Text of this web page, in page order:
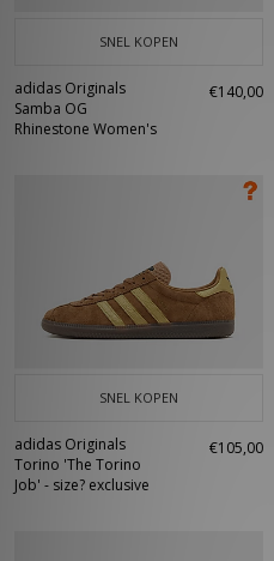
SNEL KOPEN
adidas Originals
Samba OG
Rhinestone Women's
€140,00
SNEL KOPEN
adidas Originals
Torino 'The Torino
Job' - size? exclusive
€105,00